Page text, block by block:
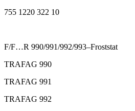
755 1220 322 10
F/F…R 990/991/992/993–Froststat
TRAFAG 990
TRAFAG 991
TRAFAG 992